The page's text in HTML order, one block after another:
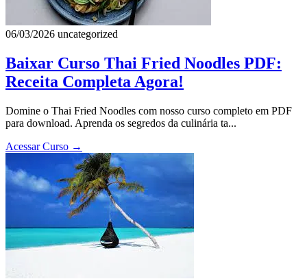
06/03/2026 uncategorized
Baixar Curso Thai Fried Noodles PDF:
Receita Completa Agora!
Domine o Thai Fried Noodles com nosso curso completo em PDF
para download. Aprenda os segredos da culinária ta...
Acessar Curso →